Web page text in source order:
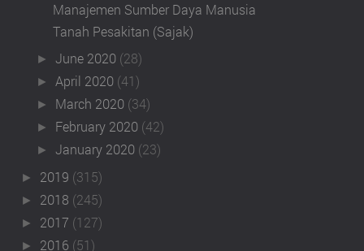
Manajemen Sumber Daya Manusia
Tanah Pesakitan (Sajak)
►June 2020 (28)
►April 2020 (41)
► March 2020 (34)
► February 2020 (42)
►January 2020 (23)
► 2019 (315)
► 2018 (245)
► 2017 (127)
► 2016 (51)